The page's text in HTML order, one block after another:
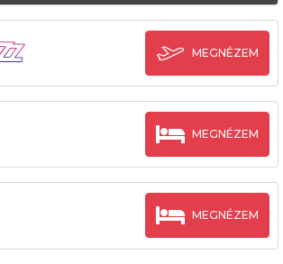
MEGNÉZEM
MEGNÉZEM
MEGNÉZEM